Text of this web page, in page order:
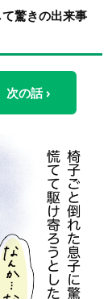
驚きの出来事
次の話 ›